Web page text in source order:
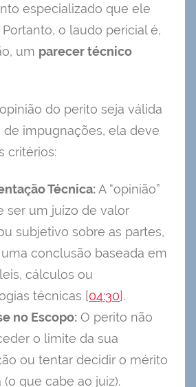
especializado que ele
o laudo pericial é,
um parecer técnico
do perito seja válida
de impugnações, ela deve
critérios:
Técnica: A “opinião”
ser um juízo de valor
subjetivo sobre as partes,
conclusão baseada em
cálculos ou
técnicas [04:30].
no Escopo: O perito não
o limite da sua
ou tentar decidir o mérito
(o que cabe ao juiz).